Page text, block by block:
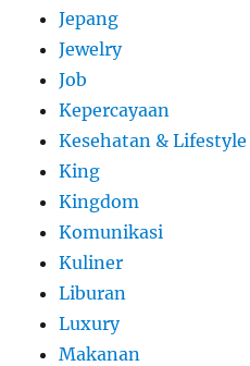
Jepang
Jewelry
Job
Kepercayaan
Kesehatan & Lifestyle
King
Kingdom
Komunikasi
Kuliner
Liburan
Luxury
Makanan